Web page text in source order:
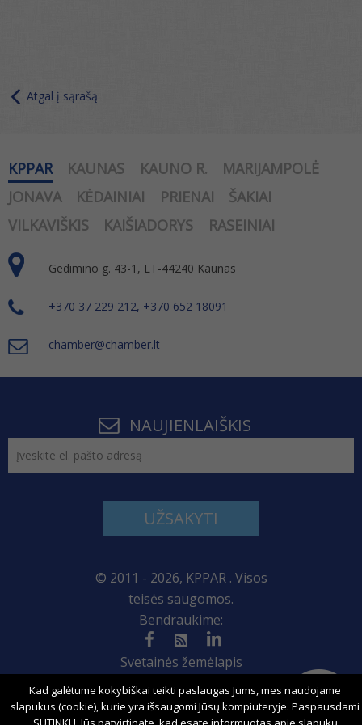
Atgal į sąrašą
KPPAR KAUNAS KAUNO R.
MARIJAMPOLĖ
JONAVA
KĖDAINIAI PRIENAI
ŠAKIAI
VILKAVIŠKIS
KAIŠIADORYS RASEINIAI
Gedimino g. 43-1, LT-44240 Kaunas
+370 37 229 212, +370 652 18091
chamber@chamber.lt
NAUJIENLAIŠKIS
UŽSAKYTI
© 2011 - 2026, KPPAR . Visos
teisės saugomos.
Bendraukime:
Svetainės žemėlapis
Kad galėtume kokybiškai teikti paslaugas Jums, mes naudojame
slapukus (cookie), kurie yra išsaugomi Jūsų kompiuteryje. Paspausdami